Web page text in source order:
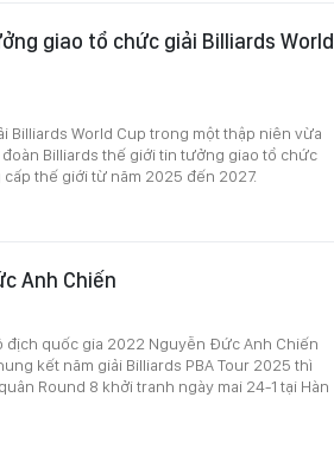
giao tổ chức giải Billiards World
Billiards World Cup trong một thập niên vừa
đoàn Billiards thế giới tin tưởng giao tổ chức
thế giới từ năm 2025 đến 2027.
Anh Chiến
địch quốc gia 2022 Nguyễn Đức Anh Chiến
kết năm giải Billiards PBA Tour 2025 thì
Round 8 khởi tranh ngày mai 24-1 tại Hàn